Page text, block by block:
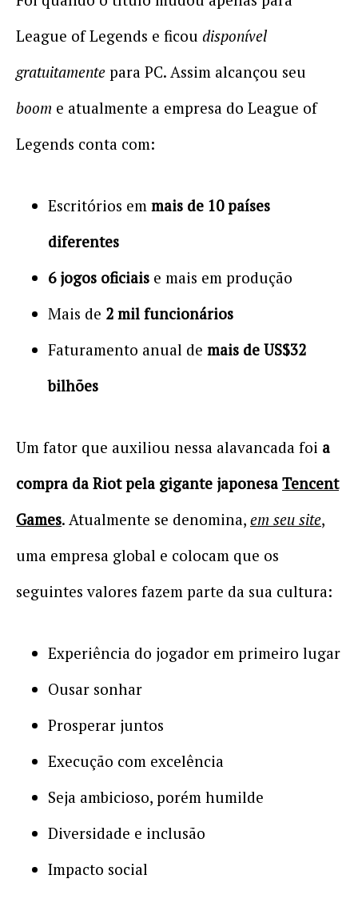
League of Legends e ficou disponível
gratuitamente para PC. Assim alcançou seu
boom e atualmente a empresa do League of
Legends conta com:
Escritórios em mais de 10 países
diferentes
6 jogos oficiais e mais em produção
Mais de 2 mil funcionários
Faturamento anual de mais de US$32
bilhões
Um fator que auxiliou nessa alavancada foi a
compra da Riot pela gigante japonesa Tencent
Games. Atualmente se denomina, em seu site,
uma empresa global e colocam que os
seguintes valores fazem parte da sua cultura:
Experiência do jogador em primeiro lugar
Ousar sonhar
Prosperar juntos
Execução com excelência
Seja ambicioso, porém humilde
Diversidade e inclusão
Impacto social